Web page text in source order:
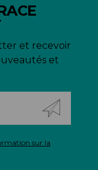
et recevoir
et
sur la